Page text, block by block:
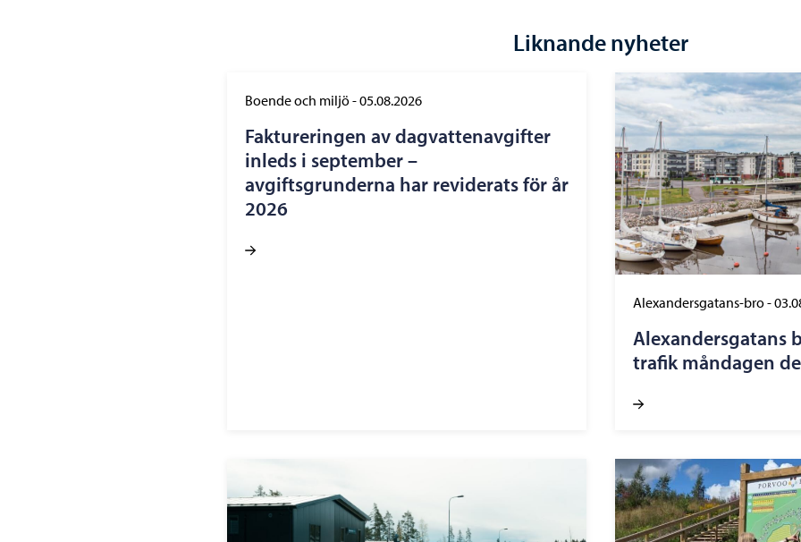
Liknande nyheter
Boende och miljö-05.08.2026
Faktureringen av dagvattenavgifter
inleds i september –
avgiftsgrunderna har reviderats för år
2026
Alexandersgatans-bro-
Alexandersgatans
trafik måndagen